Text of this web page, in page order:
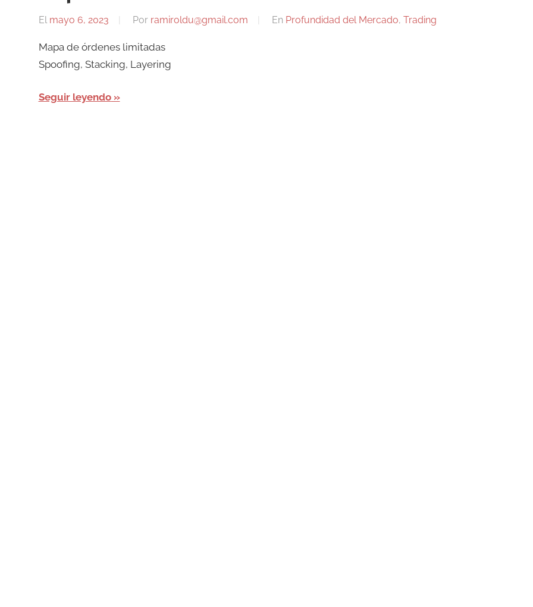
El mayo 6, 2023 Por ramiroldu@gmail.com En Profundidad del Mercado, Trading
Mapa de órdenes limitadas
Spoofing, Stacking, Layering
Seguir leyendo